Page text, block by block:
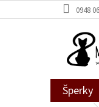
na
0948
Šperky